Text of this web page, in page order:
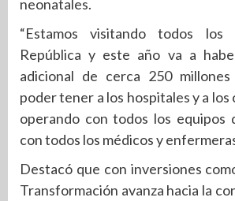
neonatales.
“Estamos visitando todos
República y este año va a
adicional de cerca 250
poder tener a los hospitales y a los
operando con todos los equipos
con todos los médicos y
Destacó que con inversiones
Transformación avanza hacia la